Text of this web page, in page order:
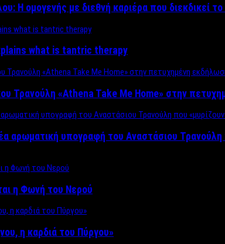
Η ομογενής με διεθνή καριέρα που διεκδικεί
what is tantric therapy
Τρανούλη «Athena Take Me Home» στην
αρωματική υπογραφή του Αναστάσιου Τρανούλη
η Φωνή του Νερού
η καρδιά του Πύργου»